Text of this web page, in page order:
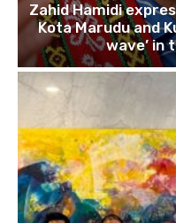
Zahid Hamidi
Kota Marudu and
wave’ in